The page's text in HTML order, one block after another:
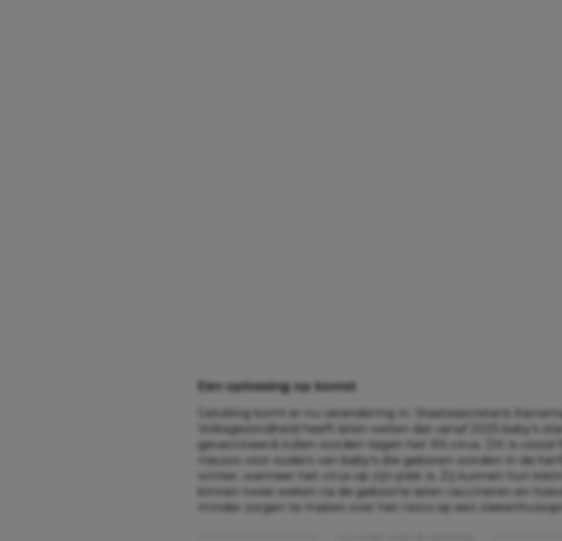
Een oplossing op komst
Gelukkig komt er nu verandering in. Staatssecretaris
Volksgezondheid heeft laten weten dat vanaf 2025 baby’s
gevaccineerd zullen worden tegen het RS-virus. Dit is vooral
nieuws voor ouders van baby’s die geboren worden in de
winter, wanneer het virus op zijn piek is. Zij kunnen hun
binnen twee weken na de geboorte laten vaccineren en
minder zorgen te maken over het risico op een